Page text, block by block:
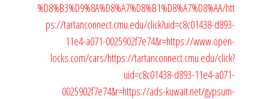
%D8%B3%D9%8A%D8%A7%D8%B1%D8%A7%D8%AA/htt
ps://tartanconnect.cmu.edu/click?uid=c8c01438-d893-
11e4-a071-0025902f7e74&r=https://www.open-
locks.com/cars/https://tartanconnect.cmu.edu/click?
uid=c8c01438-d893-11e4-a071-
0025902f7e74&r=https://ads-kuwait.net/gypsum-